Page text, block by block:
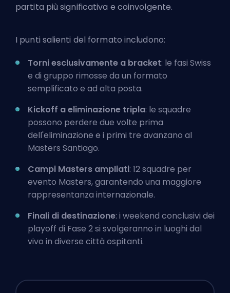
partita più significativa e coinvolgente.
I punti salienti del formato includono:
Torni esclusivamente a bracket: le fasi Swiss
e di gruppo rimosse da un formato
semplificato e ad alta posta.
Kickoff a eliminazione tripla: le squadre
possono perdere due volte prima
dell'eliminazione e i primi tre avanzano al
Masters Santiago.
Campi Masters ampliati: 12 squadre per
evento Masters, garantendo una maggiore
rappresentanza internazionale.
Finali di destinazione: i weekend conclusivi dei
playoff di Fase 2 si svolgeranno in luoghi dal
vivo in diverse città ospitanti.